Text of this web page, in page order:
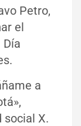
Petro,
el
a
social X.